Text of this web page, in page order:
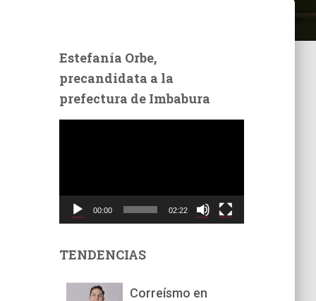
Estefanía Orbe,
precandidata a la
prefectura de Imbabura
t
00:00 02:22
TENDENCIAS
Correísmo en